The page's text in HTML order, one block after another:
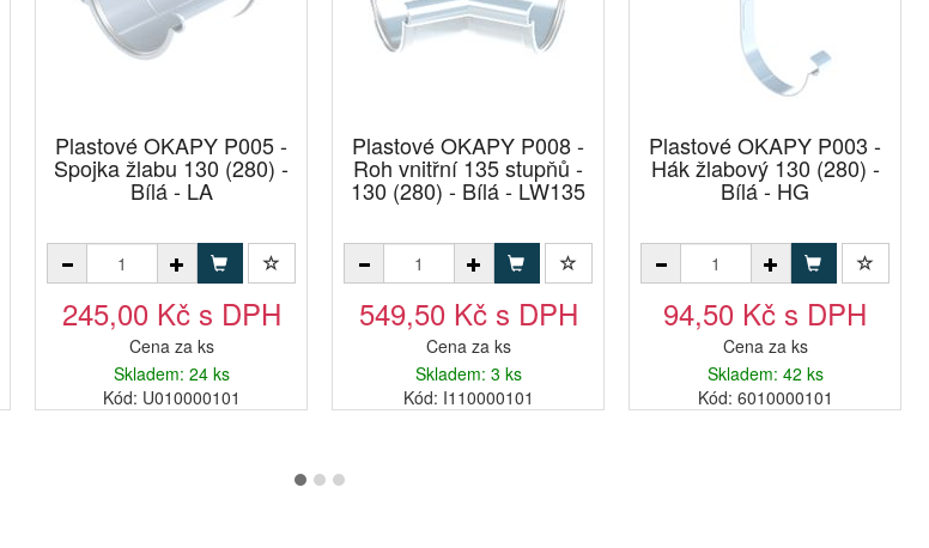
Plastové OKAPY P005 -
Spojka žlabu 130 (280) -
Bílá - LA
245,00 Kč s DPH
Cena za ks
Skladem: 24 ks
Kód: U010000101
Plastové OKAPY P008 -
Roh vnitřní 135 stupňů -
130 (280) - Bílá - LW135
549,50 Kč s DPH
Cena za ks
Skladem: 3 ks
Kód: I110000101
Plastové OKAPY P003 -
Hák žlabový 130 (280) -
Bílá - HG
94,50 Kč s DPH
Cena za ks
Skladem: 42 ks
Kód: 6010000101